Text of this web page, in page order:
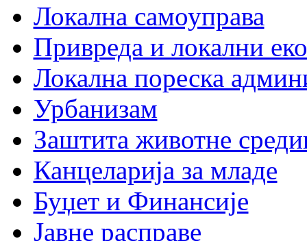
Локална самоуправа
Привреда и локални
Локална пореска
Урбанизам
Заштита животне
Канцеларија за младе
Буџет и Финансије
Јавне расправе